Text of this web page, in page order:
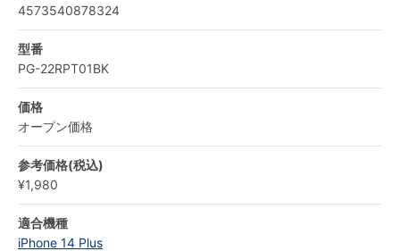
4573540878324
型番
PG-22RPT01BK
価格
オープン価格
参考価格(税込)
¥1,980
適合機種
iPhone 14 Plus